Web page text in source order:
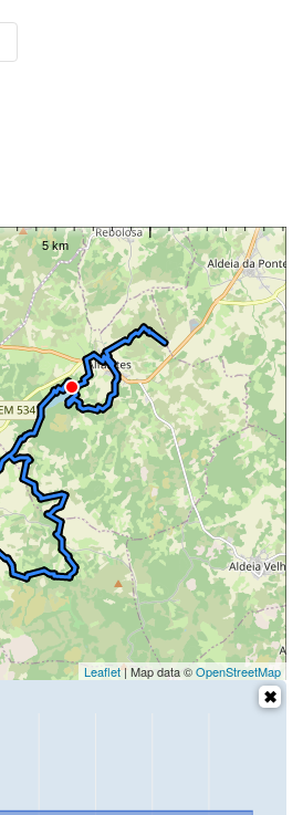
Leaflet| Map data ©OpenStreetMap